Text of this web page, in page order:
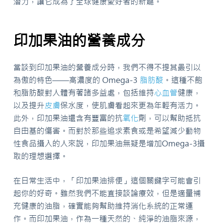
印加果油的營養成分
當談到印加果油的營養成分時，我們不得不提其最引以
為傲的特色——高濃度的 Omega-3 脂肪酸 。這種不飽
和脂肪酸對人體有著諸多益處，包括維持心血管健康，
以及提升皮膚保水度，使肌膚看起來更為年輕有活力。
此外，印加果油還含有豐富的抗氧化劑，可以幫助抵抗
自由基的傷害。而對於那些追求素食或是希望減少動物
性食品攝入的人來說，印加果油無疑是增加Omega-3攝
取的理想選擇。
在日常生活中，「印加果油排便」這個關鍵字可能會引
起你的好奇。雖然我們不能直接談論療效，但是適量補
充健康的油脂，確實能夠幫助維持消化系統的正常運
作。而印加果油，作為一種天然的、純淨的油脂來源，